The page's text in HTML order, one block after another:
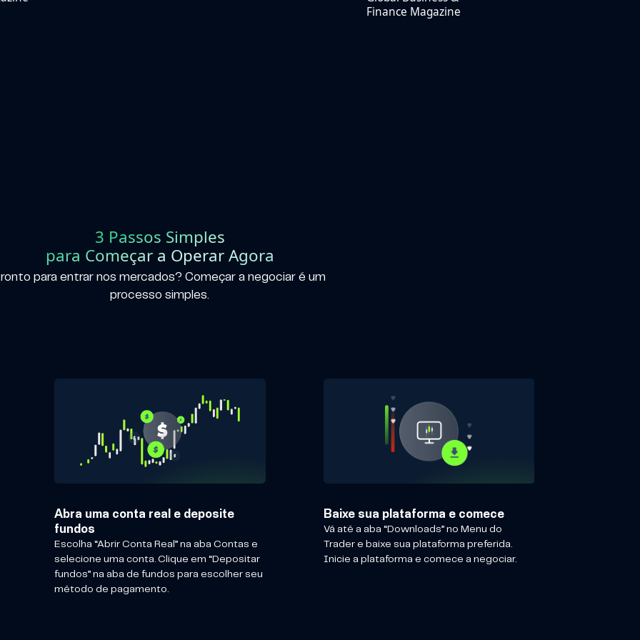
Finance Magazine
3 Passos Simples
para Começar a Operar Agora
para entrar nos mercados? Começar a negociar é um
processo simples.
Abra uma conta real e deposite
fundos
Escolha “Abrir Conta Real” na aba Contas e
selecione uma conta. Clique em “Depositar
fundos” na aba de fundos para escolher seu
método de pagamento.
Baixe sua plataforma e comece
Vá até a aba “Downloads” no Menu do
Trader e baixe sua plataforma preferida.
Inicie a plataforma e comece a negociar.